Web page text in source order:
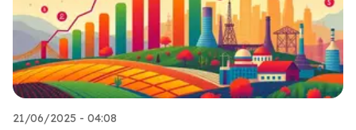
21/06/2025 - 04:08